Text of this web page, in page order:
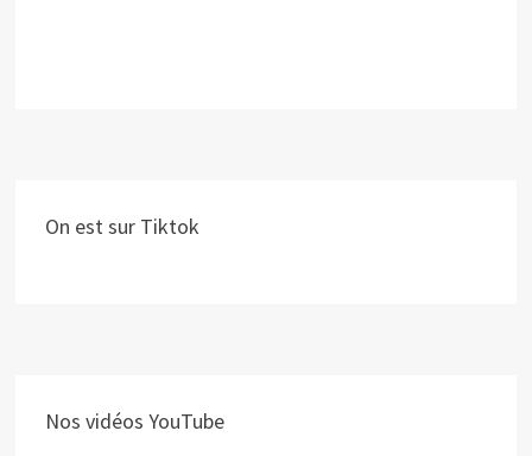
On est sur Tiktok
Nos vidéos YouTube